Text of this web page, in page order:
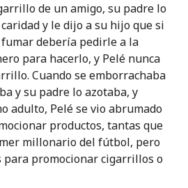
de un amigo, su padre lo
y le dijo a su hijo que si
debería pedirle a la
para hacerlo, y Pelé nunca
Cuando se emborrachaba
y su padre lo azotaba, y
adulto, Pelé se vio abrumado
productos, tantas que
millonario del fútbol, pero
para promocionar cigarrillos o